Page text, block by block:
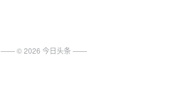
—— ©2026 今日头条 ——